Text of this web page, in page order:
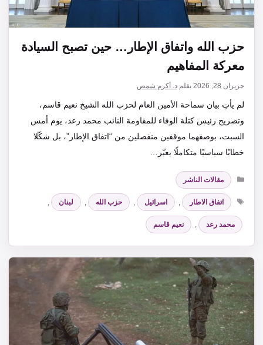
حزب الله واتفاق الإطار… حين تصبح السيادة
معركة المفاهيم
حزيران 28, 2026 بقلم د. أكرم شمص
لم يأتِ بيان سماحة الأمين العام لحزب الله الشيخ نعيم قاسم،
وتصريح رئيس كتلة الوفاء للمقاومة النائب محمد رعد، يوم أمس
السبت، بوصفهما موقفين منفصلين من “اتفاق الإطار”، بل شكّلا
خطابًا سياسيًا متكاملًا يعبّر…
التصنيفات
مقالات الناشر
الوسوم
اتفاق الاطار اسرائيل حزب الله لبنان
محمد رعد نعيم قاسم